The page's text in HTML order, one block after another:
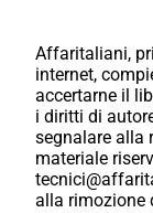
Affaritaliani,
internet,
accertarne il
i diritti di
segnalare alla
materiale
alla rimozione